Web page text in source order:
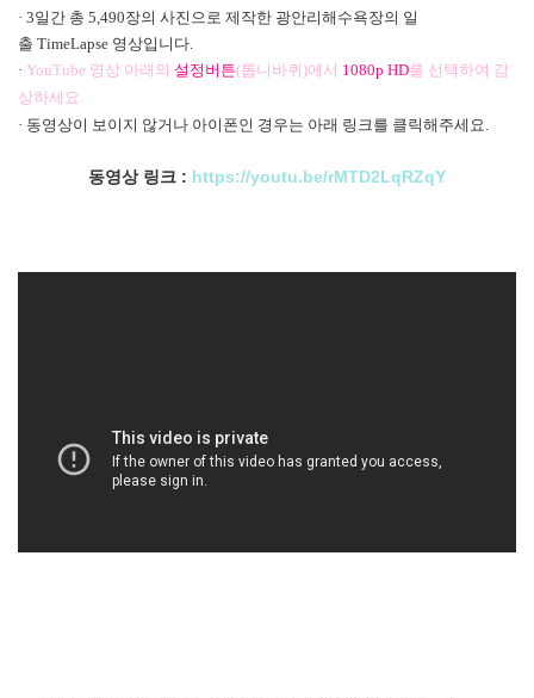
· 3일간 총 5,490장의 사진으로 제작한 광안리해수욕장의 일
출 TimeLapse 영상입니다.
· YouTube 영상 아래의 설정버튼(톱니바퀴)에서 1080p HD를 선택하여 감
상하세요.
· 동영상이 보이지 않거나 아이폰인 경우는 아래 링크를 클릭해주세요.
동영상 링크 : https://youtu.be/rMTD2LqRZqY